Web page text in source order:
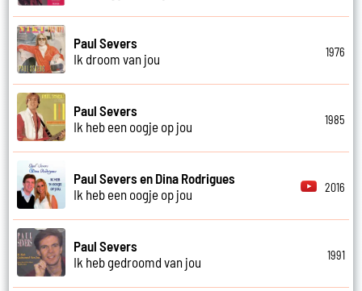
Paul Severs
Ik droom van jou
1976
Paul Severs
Ik heb een oogje op jou
1985
Paul Severs en Dina Rodrigues
Ik heb een oogje op jou
2016
Paul Severs
Ik heb gedroomd van jou
1991